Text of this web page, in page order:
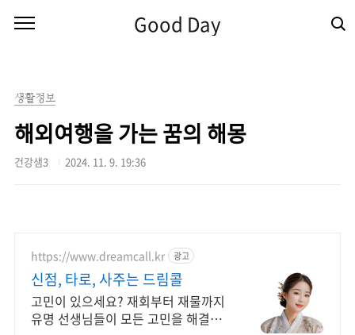
Good Day
생활정보
해외여행을 가는 꿈의 해몽
건강샘3 2024. 11. 9. 19:36
https://www.dreamcall.kr 광고
신점, 타로, 사주는 드림콜
고민이 있으세요? 재회부터 재물까지
유명 선생님들이 모든 고민을 해결해